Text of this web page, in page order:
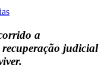
a
recuperação judicial